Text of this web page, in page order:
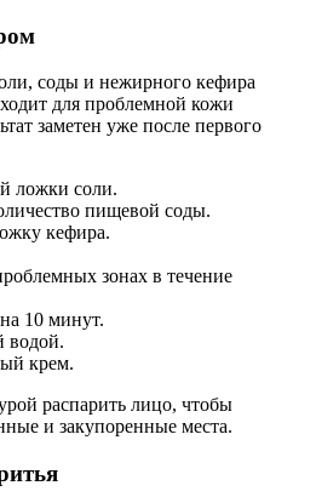
соды и нежирного кефира
для проблемной кожи
заметен уже после первого
ложки соли.
пищевой соды.
кефира.
зонах в течение
10 минут.
водой.
крем.
распарить лицо, чтобы
и закупоренные места.